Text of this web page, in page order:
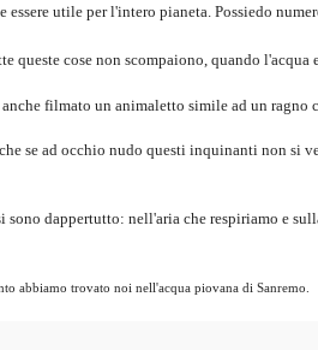
essere utile per l'intero pianeta. Possiedo
queste cose non scompaiono, quando
filmato un animaletto simile ad un ragno
se ad occhio nudo questi inquinanti non si
sono dappertutto: nell'aria che respiriamo e
abbiamo trovato noi nell'acqua piovana di Sanremo.